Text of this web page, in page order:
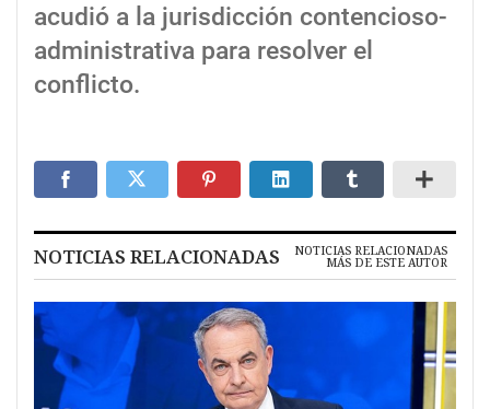
acudió a la jurisdicción contencioso-
administrativa para resolver el
conflicto.
NOTICIAS RELACIONADAS NOTICIAS RELACIONADAS
MÁS DE ESTE AUTOR